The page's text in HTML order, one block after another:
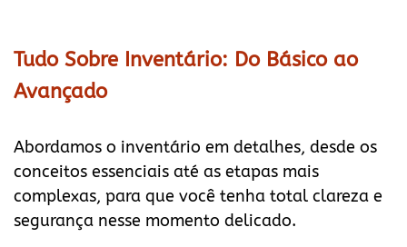
Tudo Sobre Inventário: Do Básico ao
Avançado
Abordamos o inventário em detalhes, desde os
conceitos essenciais até as etapas mais
complexas, para que você tenha total clareza e
segurança nesse momento delicado.